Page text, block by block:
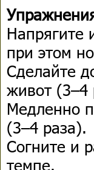
Напрягите
при этом
Сделайте
живот (3–4
Медленно
(3–4 раза).
Согните и
темпе.